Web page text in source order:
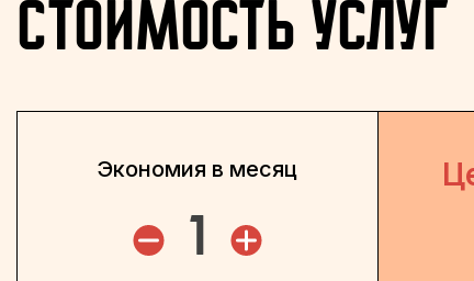
Стоимость услуг
Экономия в месяц
1